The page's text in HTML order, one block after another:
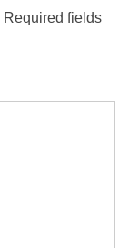
Required fields